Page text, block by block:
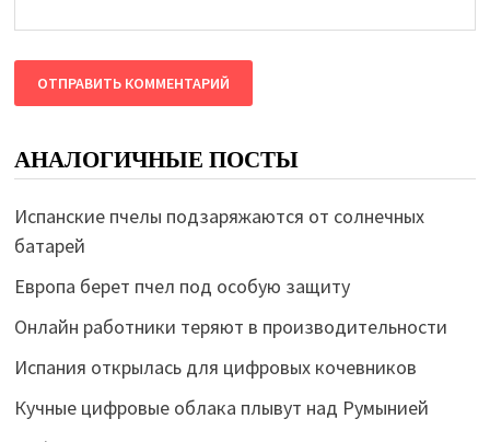
АНАЛОГИЧНЫЕ ПОСТЫ
Испанские пчелы подзаряжаются от солнечных
батарей
Европа берет пчел под особую защиту
Онлайн работники теряют в производительности
Испания открылась для цифровых кочевников
Кучные цифровые облака плывут над Румынией